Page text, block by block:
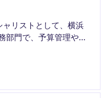
リストとして、横浜
部門で、予算管理や財
援する重要な役割を